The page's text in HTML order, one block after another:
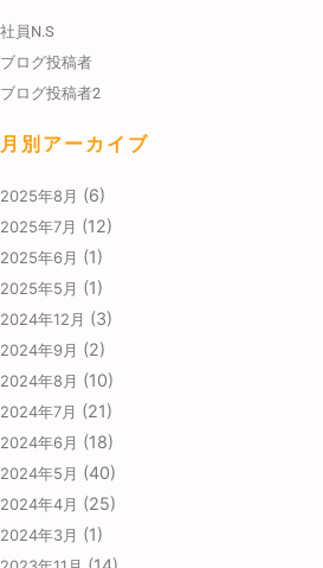
社員N.S
ブログ投稿者
ブログ投稿者2
月別アーカイブ
2025年8月 (6)
2025年7月 (12)
2025年6月 (1)
2025年5月 (1)
2024年12月 (3)
2024年9月 (2)
2024年8月 (10)
2024年7月 (21)
2024年6月 (18)
2024年5月 (40)
2024年4月 (25)
2024年3月 (1)